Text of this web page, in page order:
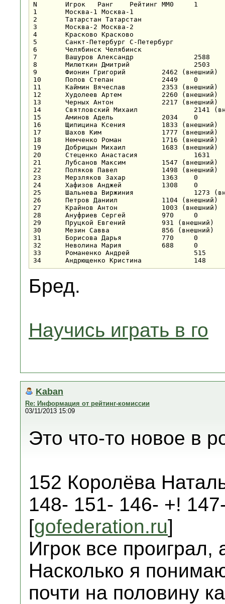
N	Игрок	Ранг	Рейтинг	MM0	1	2	3	4	5	Очки	Бухг	Берг	Место
1	Москва-1 Москва-1			0	2=	6+	3+	4+	5+	4.5	10&#189;	8&#189;	1
2	Татарстан Татарстан			0	1=	4=	6+	5+	3+	4	11	7&#189;	2
3	Москва-2 Москва-2			0	4+	5+	1-	6+	2-	3	12	3&#189;	3
4	Красково Красково			0	3-	2=	5+	1-	6+	2.5	12&#189;	3	4
5	Санкт-Петербург С-Петербург			0	6=	3-	4-	2-	1-	0.5	14&#189;	0&#188;	5
6	Челябинск Челябинск			0	5=	1-	2-	3-	4-	0.5	14&#189;	0&#188;	6
7	Вашуров Александр		2588	0	11+		20+	9-	22+	3	11	6
8	Милюткин Дмитрий		2503	0	12-	16+	23+	26+	25+	4	10	5
9	Фионин Григорий		2462 (внешний)	0	20+	19+	16+	7+	11+	5	9	9
10	Попов Степан		2449	0	13+	18+	31+	29+	27+	5	7	7
11	Каймин Вячеслав		2353 (внешний)	0	7-	20+	19+	16+	9-	3	11	3
12	Худолеев Артем		2260 (внешний)	0	8+	23+	25+	18+	26+	5	10	10
13	Черных Антон		2217 (внешний)	0	10-			21+	29+	2	9	4
14	Святловский Михаил		2141 (внешний)	0	15+	32+	27+	28+	34+	5	8	8
15	Аминов Адель		2034	0	14-	21-	32+		30+	2	11	3
16	Щипицина Ксения		1833 (внешний)	0	19-	8-	9-	11-	20+	1	14	1
17	Шахов Ким		1777 (внешний)	0		33+	30+			2	2	2
18	Немченко Роман		1716 (внешний)	0	22+	10-	26+	12-	23-	2	14	2
19	Добрицын Михаил		1683 (внешний)	0	16+	9-	11-	20-		1	10	1
20	Стеценко Анастасия		1631	0	9-	11-	7-	19+	16-	1	13	1
21	Лубсанов Максим		1547 (внешний)	0	25-	15+	29+	13-	32+	3	8	4
22	Поляков Павел		1498 (внешний)	0	18-	26+		23+	7-	2	7	2
23	Мерзляков Захар		1363	0	26+	12-	8-	22-	18+	2	13	2
24	Хафизов Анджей		1308	0		28-		34+		1	3	0
25	Шальнева Виржиния		1273 (внешний)	0	21+	29+	12-		8-	2	13	4
26	Петров Даниил		1104 (внешний)	0	23-	22-	18-	8-	12-	0	15	0
27	Крайнов Антон		1003 (внешний)	0	28+		14-	31+	10-	2	13	3
28	Ануфриев Сергей		970	0	27-	24+	34+	14-	33+	3	8	1
29	Пруцкой Евгений		931 (внешний)	0	31+	25-	21-	10-	13-	1	12	0
30	Мезин Савва		856 (внешний)	0		34+	17-	33+	15-	2	4	0
31	Борисова Дарья		770	0	29-		10-	27-		0	8	0
32	Неволина Мария		688	0	34+	14-	15-		21-	1	10	0
33	Романенко Андрей		515	0		17-		30-	28-	0	7	0
Бред.
Научись играть в го
Kaban
Re: Информация от рейтинг-комиссии
03/11/2013 15:09
Это что-то новое в
152 Королёва
148- 151- 146- +!
[gofederation.ru]
Игрок все проиграл,
Насколько я
почти на половину